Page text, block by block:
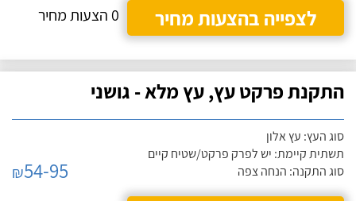
לצפייה בהצעות מחיר
0 הצעות מחיר
התקנת פרקט עץ, עץ מלא - גושני
סוג העץ: עץ אלון
תשתית קיימת: יש לפרק פרקט/שטיח קיים
סוג התקנה: הנחה צפה
₪54-95